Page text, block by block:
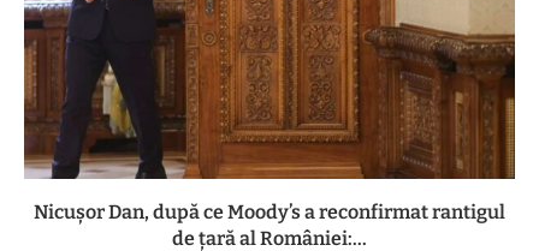
Nicușor Dan, după ce Moody’s a reconfirmat rantigul
de țară al României:...